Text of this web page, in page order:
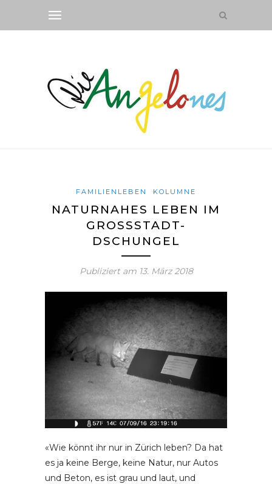
FAMILIENLEBEN KOLUMNE
NATURNAHES LEBEN IM
GROSSSTADT-
DSCHUNGEL
Publiziert am 13. März 2018
«Wie könnt ihr nur in Zürich leben? Da hat
es ja keine Berge, keine Natur, nur Autos
und Beton, es ist grau und laut, und